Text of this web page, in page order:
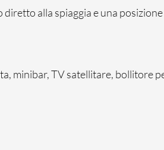
alla spiaggia e una
minibar, TV satellitare, bollitore